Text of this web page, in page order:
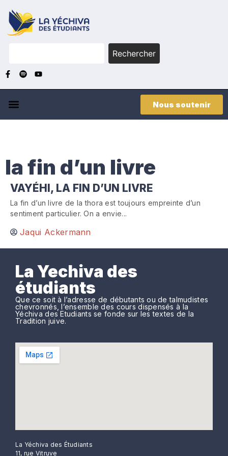
Rechercher
Nous soutenir
la fin d’un livre
VAYÉHI, LA FIN D’UN LIVRE
La fin d’un livre de la thora est toujours empreinte d’un
sentiment particulier. On a envie...
Jaqui Ackermann
La Yechiva des
étudiants
Que ce soit à l’adresse de débutants ou de talmudistes
chevronnés, l’ensemble des cours dispensés à la
Yéchiva des Etudiants se fonde sur les textes de la
Tradition juive.
La Yéchiva des Étudiants
11, rue Vitruve